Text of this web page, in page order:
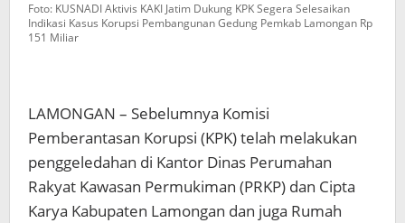
Foto: KUSNADI Aktivis KAKI Jatim Dukung KPK Segera Selesaikan
Indikasi Kasus Korupsi Pembangunan Gedung Pemkab Lamongan Rp
151 Miliar
LAMONGAN – Sebelumnya Komisi
Pemberantasan Korupsi (KPK) telah melakukan
penggeledahan di Kantor Dinas Perumahan
Rakyat Kawasan Permukiman (PRKP) dan Cipta
Karya Kabupaten Lamongan dan juga Rumah